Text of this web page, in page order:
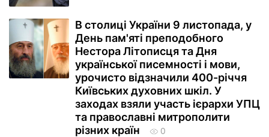
В столиці України 9 листопада, у
День пам'яті преподобного
Нестора Літописця та Дня
української писемності і мови,
урочисто відзначили 400-річчя
Київських духовних шкіл. У
заходах взяли участь ієрархи УПЦ
та православні митрополити
різних країн
0